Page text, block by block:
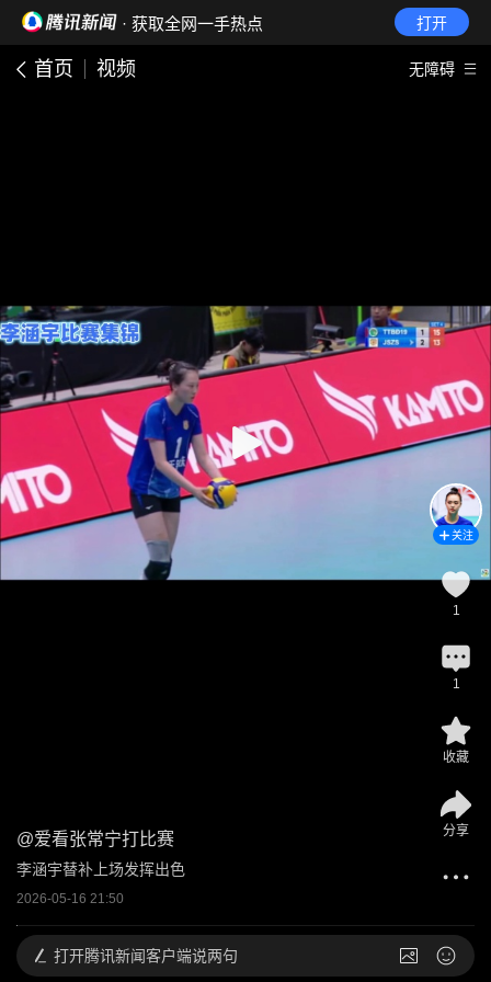
· 获取全网一手热点 打开
首页 视频 无障碍
@爱看张常宁打比赛
李涵宇替补上场发挥出色
2026-05-16 21:50
关注
1
1
收藏
分享
打开腾讯新闻客户端说两句